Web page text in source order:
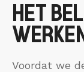
HET
WERKEN
Voordat we